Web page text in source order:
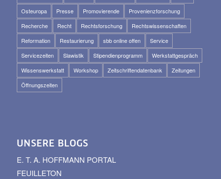
Osteuropa
Presse Promovierende
Provenienzforschung
Recherche
Recht Rechtsforschung
Rechtswissenschaften
Reformation
Restaurierung sbb online offen
Service
Servicezeiten
Slawistik Stipendienprogramm
Werkstattgespräch
Wissenswerkstatt
Workshop Zeitschriftendatenbank
Zeitungen
Öffnungszeiten
UNSERE BLOGS
E. T. A. HOFFMANN PORTAL
FEUILLETON